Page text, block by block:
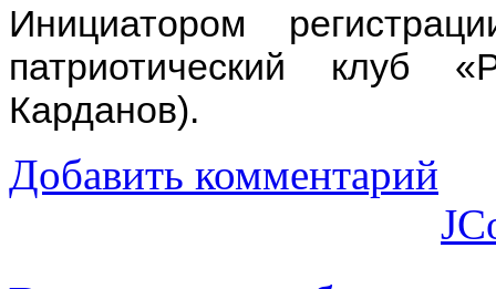
Инициатором
патриотический клуб
Карданов).
Добавить комментарий